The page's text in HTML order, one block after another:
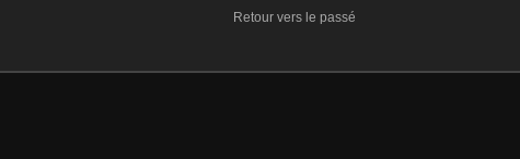
Retour vers le passé